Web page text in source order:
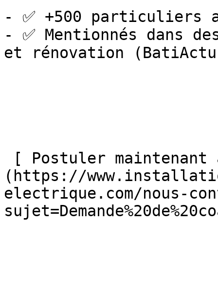
- ✅ +500 particuliers
- ✅ Mentionnés dans
et rénovation
(https://
electrique.com/nous-